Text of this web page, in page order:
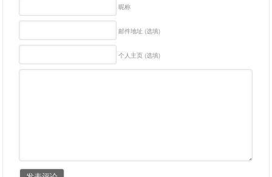
昵称
邮件地址 (选填)
个人主页 (选填)